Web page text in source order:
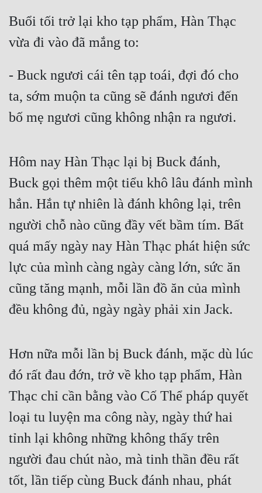
Buổi tối trở lại kho tạp phẩm, Hàn Thạc
vừa đi vào đã mắng to:
- Buck ngươi cái tên tạp toái, đợi đó cho
ta, sớm muộn ta cũng sẽ đánh ngươi đến
bố mẹ ngươi cũng không nhận ra ngươi.
Hôm nay Hàn Thạc lại bị Buck đánh,
Buck gọi thêm một tiểu khô lâu đánh mình
hắn. Hắn tự nhiên là đánh không lại, trên
người chỗ nào cũng đầy vết bầm tím. Bất
quá mấy ngày nay Hàn Thạc phát hiện sức
lực của mình càng ngày càng lớn, sức ăn
cũng tăng mạnh, mỗi lần đồ ăn của mình
đều không đủ, ngày ngày phải xin Jack.
Hơn nữa mỗi lần bị Buck đánh, mặc dù lúc
đó rất đau đớn, trở về kho tạp phẩm, Hàn
Thạc chỉ cần bằng vào Cố Thể pháp quyết
loại tu luyện ma công này, ngày thứ hai
tỉnh lại không những không thấy trên
người đau chút nào, mà tinh thần đều rất
tốt, lần tiếp cùng Buck đánh nhau, phát